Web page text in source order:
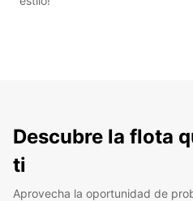
Descubre la flota
ti
Aprovecha la oportunidad de